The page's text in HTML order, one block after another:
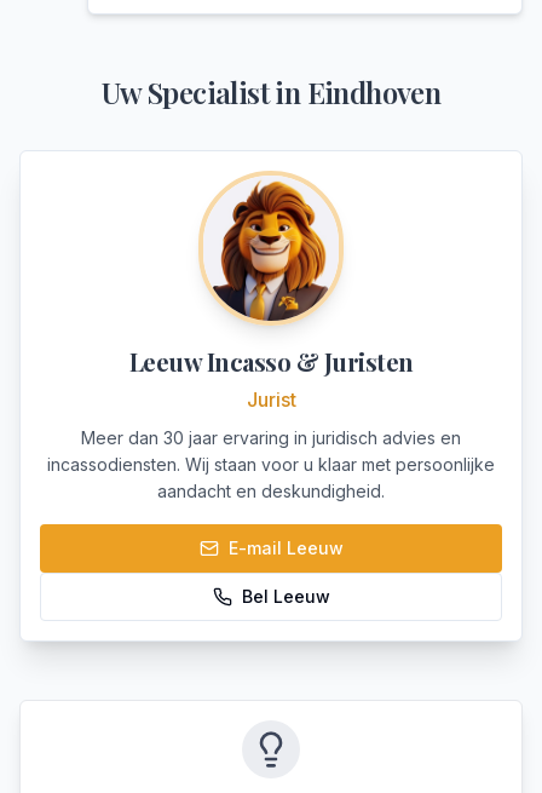
Uw Specialist in Eindhoven
Leeuw Incasso & Juristen
Jurist
Meer dan 30 jaar ervaring in juridisch advies en
incassodiensten. Wij staan voor u klaar met persoonlijke
aandacht en deskundigheid.
E-mail Leeuw
Bel Leeuw